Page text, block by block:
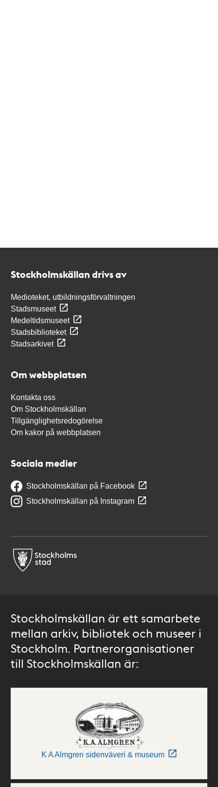
Stockholmskällan drivs av
Medioteket, utbildningsförvaltningen
Stadsmuseet
Medeltidsmuseet
Stadsbiblioteket
Stadsarkivet
Om webbplatsen
Kontakta oss
Om Stockholmskällan
Tillgänglighetsredogörelse
Om kakor på webbplatsen
Sociala medier
Stockholmskällan på Facebook
Stockholmskällan på Instagram
Stockholmskällan är ett samarbete
mellan arkiv, bibliotek och museer i
Stockholm. Partnerorganisationer
till Stockholmskällan är:
K A Almgren sidenväveri & museum